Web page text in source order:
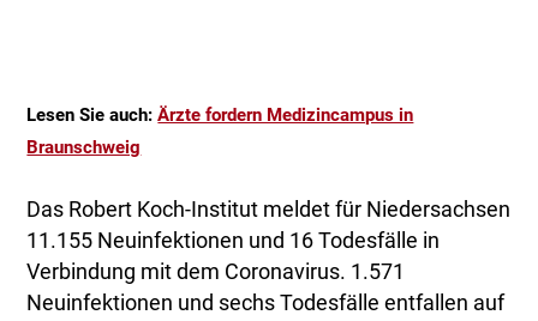
Lesen Sie auch:Ärzte fordern Medizincampus in
Braunschweig
Das Robert Koch-Institut meldet für Niedersachsen
11.155 Neuinfektionen und 16 Todesfälle in
Verbindung mit dem Coronavirus. 1.571
Neuinfektionen und sechs Todesfälle entfallen auf